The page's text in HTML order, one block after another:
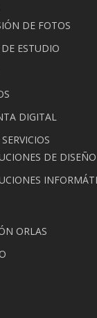
DE FOTOS
ESTUDIO
DIGITAL
DE DISEÑO
ORLAS